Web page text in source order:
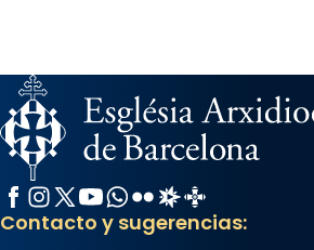
Facebook
Instagram
X / Twitter
YouTube
WhatsApp
FlickrRadio Estel
Catalunya
Contacto y sugerencias: